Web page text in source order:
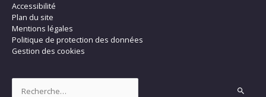
Accessibilité
Plan du site
Mentions légales
Politique de protection des données
Gestion des cookies